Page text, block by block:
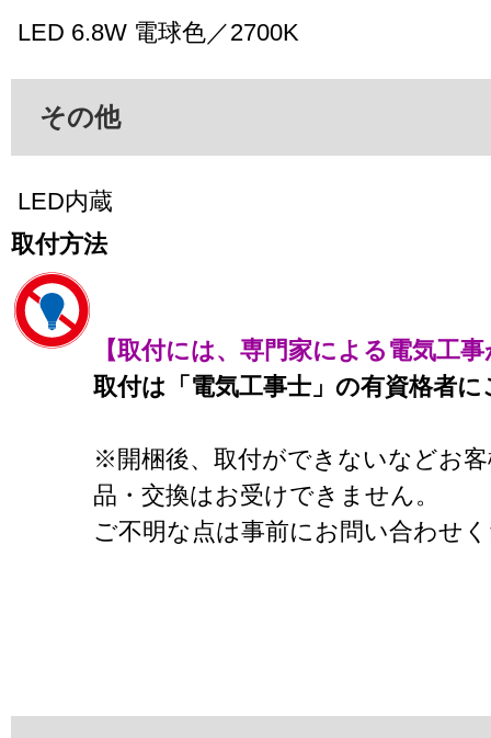
LED 6.8W 電球色／2700K
その他
LED内蔵
取付方法
【取付には、専門家による電気工
取付は「電気工事士」の有資格者
※開梱後、取付ができないなどお
品・交換はお受けできません。
ご不明な点は事前にお問い合わせ